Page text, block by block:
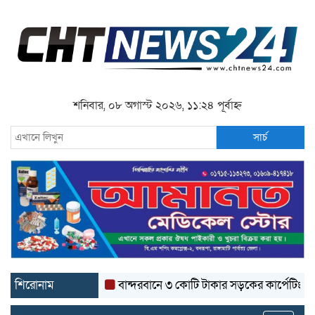
শনিবার, ০৮ অগাস্ট ২০২৬, ১১:২৪ পূর্বাহ্ন
সার্চ
শিরোনাম বান্দরবানে ৩ কোটি টাকার সড়কের কার্পেটিং উঠে